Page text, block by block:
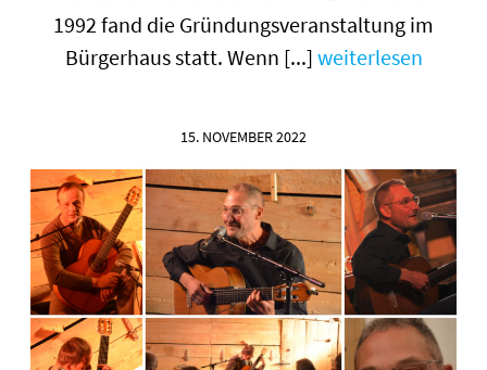
1992 fand die Gründungsveranstaltung im
Bürgerhaus statt. Wenn [...] weiterlesen
15. NOVEMBER 2022